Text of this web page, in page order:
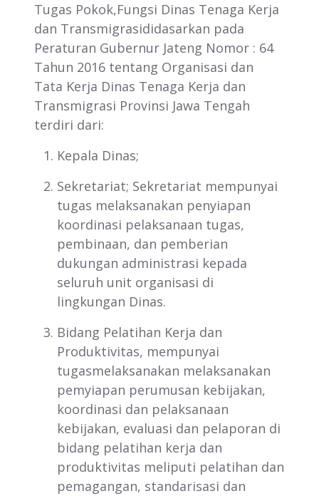
Tugas Pokok,Fungsi Dinas Tenaga Kerja
dan Transmigrasididasarkan pada
Peraturan Gubernur Jateng Nomor : 64
Tahun 2016 tentang Organisasi dan
Tata Kerja Dinas Tenaga Kerja dan
Transmigrasi Provinsi Jawa Tengah
terdiri dari:
Kepala Dinas;
Sekretariat; Sekretariat mempunyai
tugas melaksanakan penyiapan
koordinasi pelaksanaan tugas,
pembinaan, dan pemberian
dukungan administrasi kepada
seluruh unit organisasi di
lingkungan Dinas.
Bidang Pelatihan Kerja dan
Produktivitas, mempunyai
tugasmelaksanakan melaksanakan
pemyiapan perumusan kebijakan,
koordinasi dan pelaksanaan
kebijakan, evaluasi dan pelaporan di
bidang pelatihan kerja dan
produktivitas meliputi pelatihan dan
pemagangan, standarisasi dan